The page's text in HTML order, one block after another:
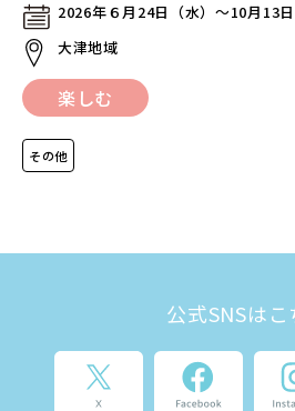
2026年６月24日（水）～10月13
大津地域
楽しむ
その他
公式SNSはこ